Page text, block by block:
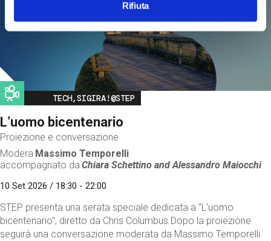
Rifiuta
Image
TECH,SIGIRA!@STEP
L’uomo bicentenario
Proiezione e conversazione
Modera Massimo Temporelli
accompagnato da Chiara Schettino andAlessandro Maiocchi
10 Set 2026 / 18:30 - 22:00
STEP presenta una serata speciale dedicata a "L’uomo
bicentenario", diretto da Chris Columbus.Dopo la proiezione
seguirà una conversazione moderata da Massimo Temporelli